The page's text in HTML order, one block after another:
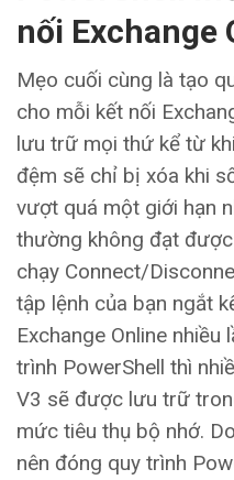
nối Exchange
Mẹo cuối cùng là tạo
cho mỗi kết nối
lưu trữ mọi thứ kể từ
đệm sẽ chỉ bị xóa khi
vượt quá một giới hạn
thường không đạt
chạy Connect/
tập lệnh của bạn ngắt
Exchange Online
trình PowerShell thì
V3 sẽ được lưu trữ
mức tiêu thụ bộ nhớ.
nên đóng quy trình